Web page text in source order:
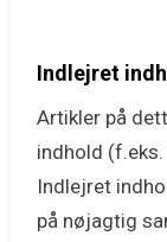
Indlejret
Artikler på
indhold (f.eks.
Indlejret
på nøjagtig